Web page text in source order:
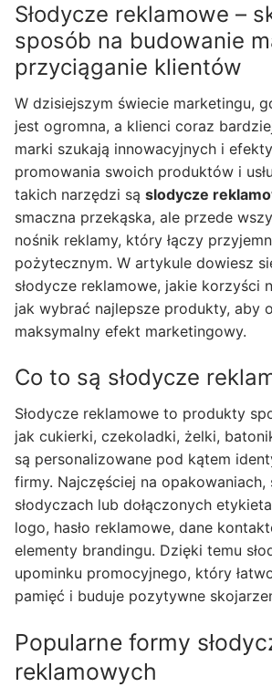
Słodycze reklamowe –
sposób na budowanie
przyciąganie klientów
W dzisiejszym świecie marketingu,
jest ogromna, a klienci coraz
marki szukają innowacyjnych i
promowania swoich produktów i
takich narzędzi są slodycze
smaczna przekąska, ale przede
nośnik reklamy, który łączy
pożytecznym. W artykule dowiesz
słodycze reklamowe, jakie korzyści
jak wybrać najlepsze produkty, aby
maksymalny efekt marketingowy.
Co to są słodycze
Słodycze reklamowe to produkty
jak cukierki, czekoladki, żelki,
są personalizowane pod kątem
firmy. Najczęściej na opakowaniach,
słodyczach lub dołączonych
logo, hasło reklamowe, dane
elementy brandingu. Dzięki temu
upominku promocyjnego, który
pamięć i buduje pozytywne
Popularne formy
reklamowych